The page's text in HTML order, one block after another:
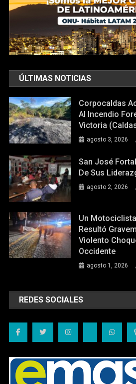
ÚLTIMAS NOTICIAS
Corpocaldas
Al Incendio
Victoria
agosto 3, 2026
San José
De Sus
agosto 2, 2026
Un
Resultó
Violento
Occidente
agosto 1, 2026
REDES SOCIALES